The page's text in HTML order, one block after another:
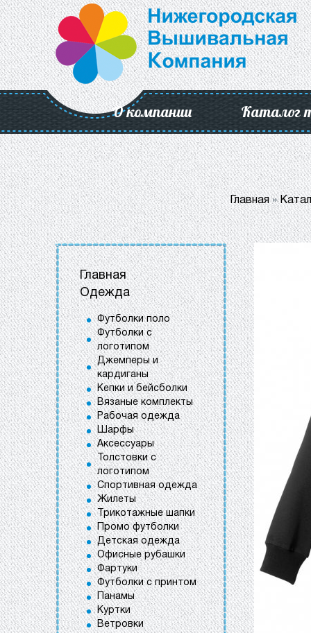
О компании Каталог
Главная»
Главная
Одежда
Футболки поло
Футболки с
логотипом
Джемперы и
кардиганы
Кепки и бейсболки
Вязаные комплекты
Рабочая одежда
Шарфы
Аксессуары
Толстовки с
логотипом
Спортивная одежда
Жилеты
Трикотажные шапки
Промо футболки
Детская одежда
Офисные рубашки
Фартуки
Футболки с принтом
Панамы
Куртки
Ветровки